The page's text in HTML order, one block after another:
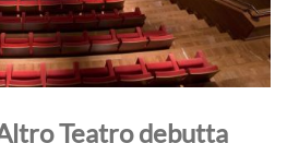
Teatro debutta